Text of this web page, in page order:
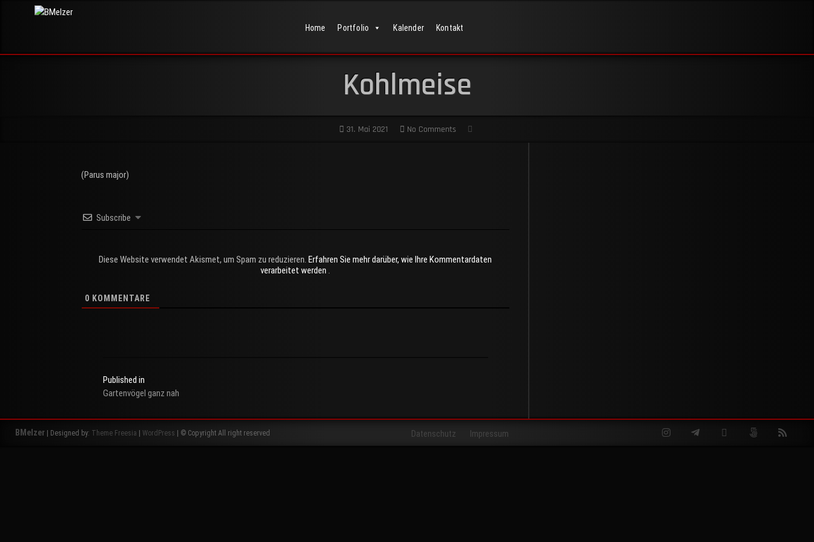
Home Portfolio Kalender Kontakt
Kohlmeise
31. Mai 2021 No Comments
(Parus major)
Subscribe
Diese Website verwendet Akismet, um Spam zu reduzieren.Erfahren Sie mehr darüber, wie Ihre Kommentardaten
verarbeitet werden .
0 KOMMENTARE
Beitragsnavigation
Published in
Gartenvögel ganz nah
BMelzer | Designed by: Theme Freesia WordPress | © Copyright All right reserved Datenschutz Impressum InstagramTelegramTwitter 500px RSS